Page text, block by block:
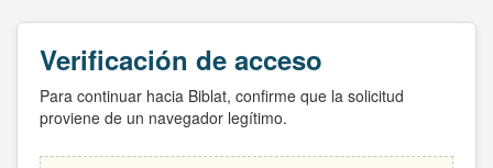
Verificación de acceso
Para continuar hacia Biblat, confirme que la solicitud
proviene de un navegador legítimo.